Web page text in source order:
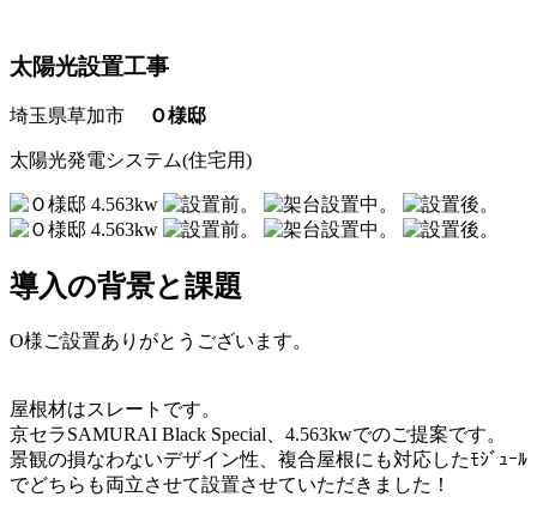
太陽光設置工事
埼玉県草加市 Ｏ様邸
太陽光発電システム(住宅用)
導入の背景と課題
O様ご設置ありがとうございます。
屋根材はスレートです。
京セラSAMURAI Black Special、4.563kwでのご提案です。
景観の損なわないデザイン性、複合屋根にも対応したﾓｼﾞｭｰﾙ
でどちらも両立させて設置させていただきました！